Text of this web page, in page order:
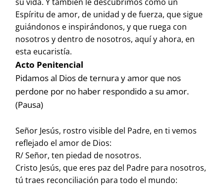
Espíritu de amor, de unidad y de fuerza, que sigue
guiándonos e inspirándonos, y que ruega con
nosotros y dentro de nosotros, aquí y ahora, en
esta eucaristía.
Acto Penitencial
Pidamos al Dios de ternura y amor que nos
perdone por no haber respondido a su amor.
(Pausa)
Señor Jesús, rostro visible del Padre, en ti vemos
reflejado el amor de Dios:
R/ Señor, ten piedad de nosotros.
Cristo Jesús, que eres paz del Padre para nosotros,
tú traes reconciliación para todo el mundo: